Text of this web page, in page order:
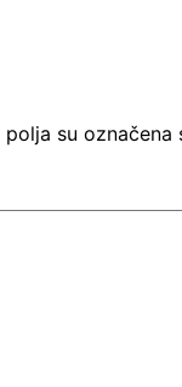
polja su označena